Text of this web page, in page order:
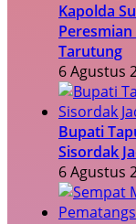
Kapolda
Tarutung
6 Agustus
Bupati
Sisordak
6 Agustus